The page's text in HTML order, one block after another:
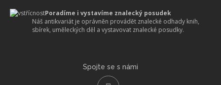
Poradíme i vystavíme znalecký posudek
Náš antikvariát je oprávněn provádět znalecké odhady knih,
sbírek, uměleckých děl a vystavovat znalecké posudky.
Spojte se s námi